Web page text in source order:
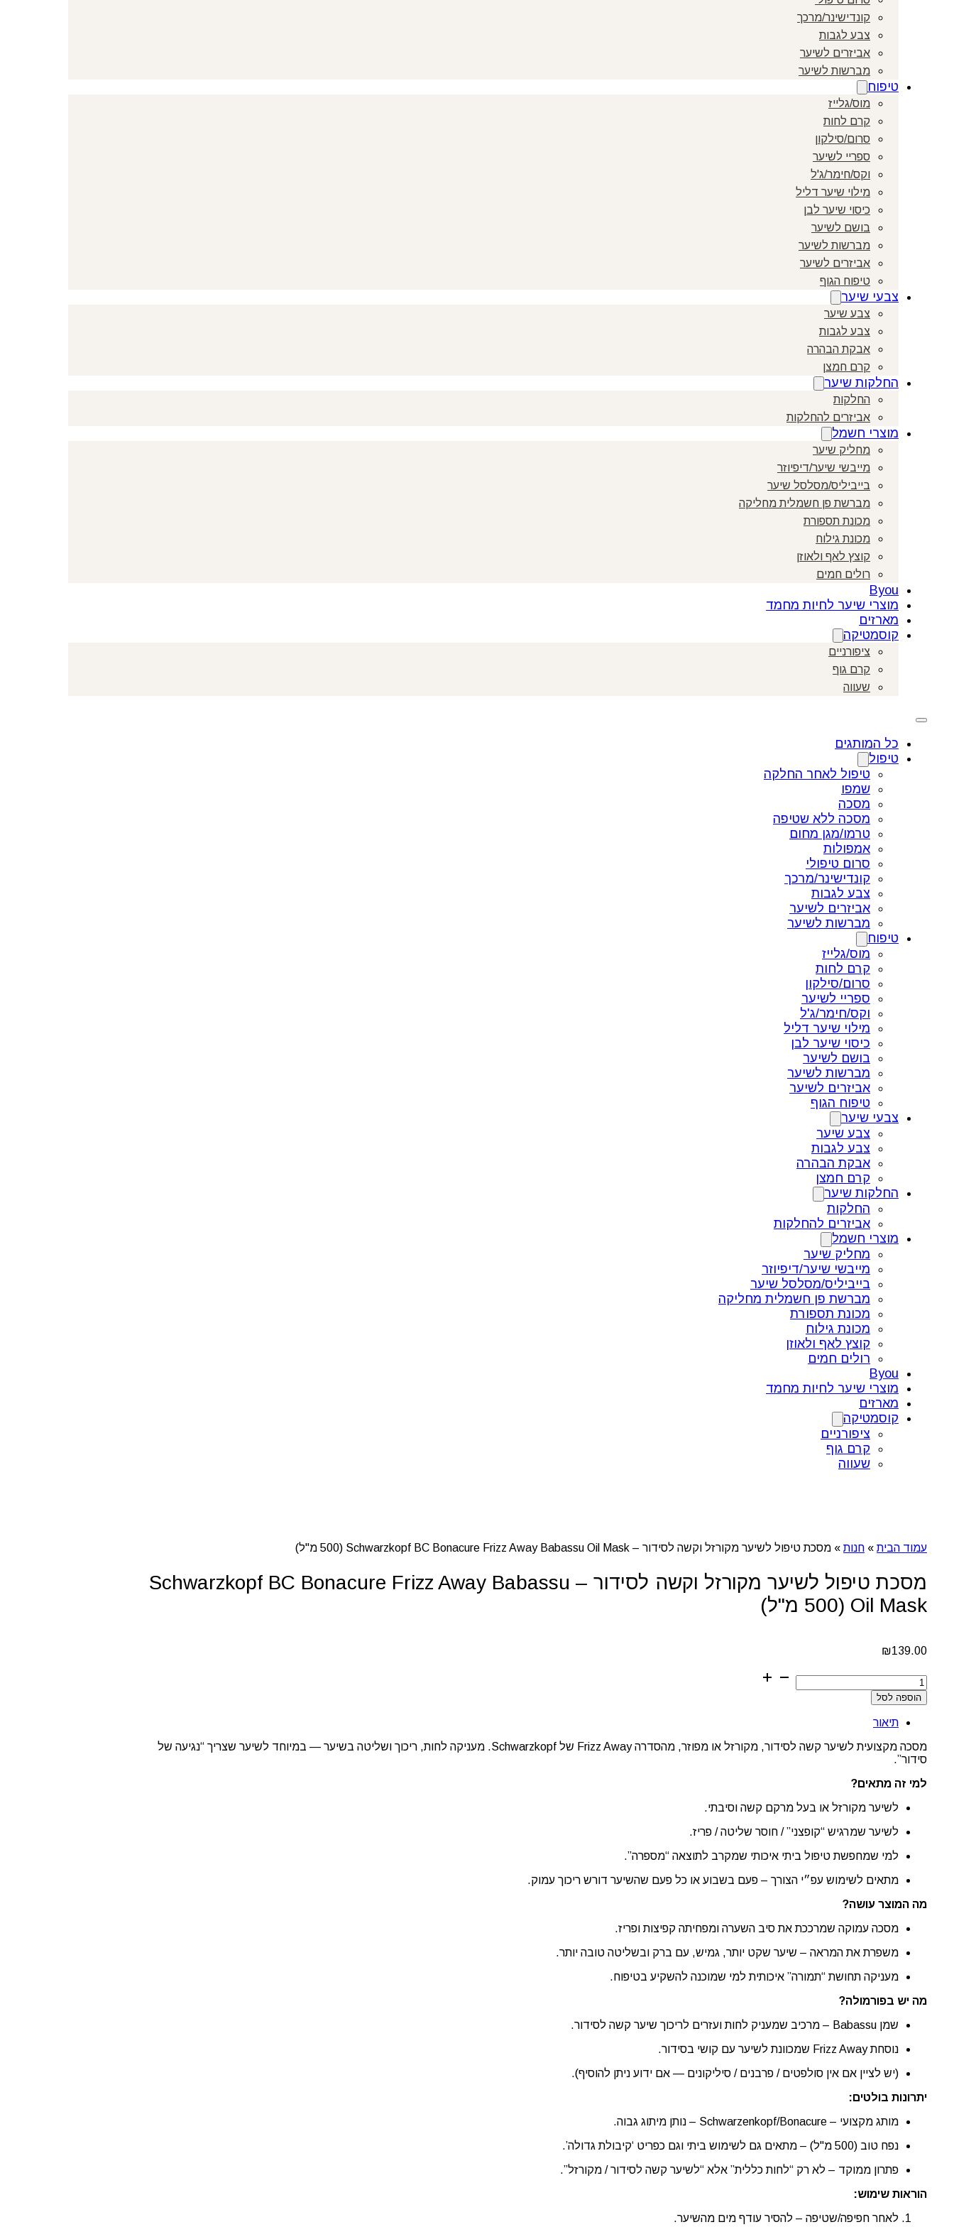
קונדישינר/מרכך
צבע לגבות
אביזרים לשיער
מברשות לשיער
טיפוח
מוס/גלייז
קרם לחות
סרום/סילקון
ספריי לשיער
וקס/חימר/ג'ל
מילוי שיער דליל
כיסוי שיער לבן
בושם לשיער
מברשות לשיער
אביזרים לשיער
טיפוח הגוף
צבעי שיער
צבע שיער
צבע לגבות
אבקת הבהרה
קרם חמצן
החלקות שיער
החלקות
אביזרים להחלקות
מוצרי חשמל
מחליק שיער
מייבשי שיער/דיפיוזר
בייביליס/מסלסל שיער
מברשת פן חשמלית מחליקה
מכונת תספורת
מכונת גילוח
קוצץ לאף ולאוזן
רולים חמים
Byou
מוצרי שיער לחיות מחמד
מארזים
קוסמטיקה
ציפורניים
קרם גוף
שעווה
כל המותגים
טיפול
טיפול לאחר החלקה
שמפו
מסכה
מסכה ללא שטיפה
טרמו/מגן מחום
אמפולות
סרום טיפולי
קונדישינר/מרכך
צבע לגבות
אביזרים לשיער
מברשות לשיער
טיפוח
מוס/גלייז
קרם לחות
סרום/סילקון
ספריי לשיער
וקס/חימר/ג'ל
מילוי שיער דליל
כיסוי שיער לבן
בושם לשיער
מברשות לשיער
אביזרים לשיער
טיפוח הגוף
צבעי שיער
צבע שיער
צבע לגבות
אבקת הבהרה
קרם חמצן
החלקות שיער
החלקות
אביזרים להחלקות
מוצרי חשמל
מחליק שיער
מייבשי שיער/דיפיוזר
בייביליס/מסלסל שיער
מברשת פן חשמלית מחליקה
מכונת תספורת
מכונת גילוח
קוצץ לאף ולאוזן
רולים חמים
Byou
מוצרי שיער לחיות מחמד
מארזים
קוסמטיקה
ציפורניים
קרם גוף
שעווה
עמוד הבית » חנות » מסכת טיפול לשיער מקורזל וקשה לסידור – Schwarzkopf BC Bonacure Frizz Away Babassu Oil Mask (500 מ"ל)
מסכת טיפול לשיער מקורזל וקשה לסידור – Schwarzkopf BC Bonacure Frizz Away Babassu
Oil Mask (500 מ"ל)
₪139.00
כמות
של
מסכת
לשיער
וקשה
לסידור
–
Schwarzkopf
Bonacure
Babassu
Mask
מ"ל)
הוספה לסל
תיאור
מסכה מקצועית לשיער קשה לסידור, מקורזל או מפוזר, מהסדרה Frizz Away של Schwarzkopf. מעניקה לחות, ריכוך ושליטה בשיער — במיוחד לשיער שצריך “נגיעה של
סידור”.
למי זה מתאים?
לשיער מקורזל או בעל מרקם קשה וסיבתי.
לשיער שמרגיש “קופצני” / חוסר שליטה / פריז.
למי שמחפשת טיפול ביתי איכותי שמקרב לתוצאה “מספרה”.
מתאים לשימוש עפ״י הצורך – פעם בשבוע או כל פעם שהשיער דורש ריכוך עמוק.
מה המוצר עושה?
מסכה עמוקה שמרככת את סיב השערה ומפחיתה קפיצות ופריז.
משפרת את המראה – שיער שקט יותר, גמיש, עם ברק ובשליטה טובה יותר.
מעניקה תחושת “תמורה” איכותית למי שמוכנה להשקיע בטיפוח.
מה יש בפורמולה?
שמן Babassu – מרכיב שמעניק לחות ועזרים לריכוך שיער קשה לסידור.
נוסחת Frizz Away שמכוונת לשיער עם קושי בסידור.
(יש לציין אם אין סולפטים / פרבנים / סיליקונים — אם ידוע ניתן להוסיף).
יתרונות בולטים:
מותג מקצועי – Schwarzenkopf/Bonacure – נותן מיתוג גבוה.
נפח טוב (500 מ"ל) – מתאים גם לשימוש ביתי וגם כפריט ‘קיבולת גדולה’.
פתרון ממוקד – לא רק “לחות כללית” אלא “לשיער קשה לסידור / מקורזל”.
הוראות שימוש:
לאחר חפיפה/שטיפה – להסיר עודף מים מהשיער.